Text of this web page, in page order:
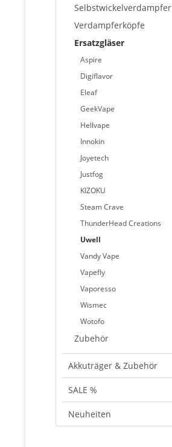
Selbstwickelverdampfer
Verdampferköpfe
Ersatzgläser
Aspire
Digiflavor
Eleaf
GeekVape
Hellvape
Innokin
Joyetech
Justfog
KIZOKU
Steam Crave
ThunderHead Creations
Uwell
Vandy Vape
Vapefly
Vaporesso
Wismec
Wotofo
Zubehör
Akkuträger & Zubehör
SALE %
Neuheiten